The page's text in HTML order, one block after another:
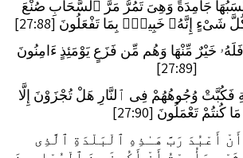
جَامِدَةً وَهِىَ تَمُرُّ مَرَّ ٱلسَّحَابِ صُنْعَ
شَىْءٍ إِنَّهُۥ خَبِيرٌۢ بِمَا تَفْعَلُونَ [27:88]
خَيْرٌ مِّنْهَا وَهُم مِّن فَزَعٍ يَوْمَئِذٍ ءَامِنُونَ
[27:89]
فَكُبَّتْ وُجُوهُهُمْ فِى ٱلنَّارِ هَلْ تُجْزَوْنَ إِلَّا
مَا كُنتُمْ تَعْمَلُونَ [27:90]
أَعْبُدَ رَبَّ هَـٰذِهِ ٱلْبَلْدَةِ ٱلَّذِى